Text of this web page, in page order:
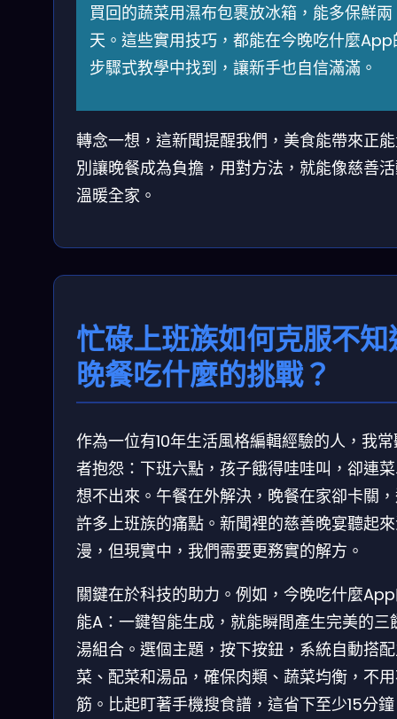
買回的蔬菜用濕布包裹放冰箱，能多保鮮兩
天。這些實用技巧，都能在今晚吃什麼App
步驟式教學中找到，讓新手也自信滿滿。
轉念一想，這新聞提醒我們，美食能帶來正
別讓晚餐成為負擔，用對方法，就能像慈善
溫暖全家。
忙碌上班族如何克服不知
晚餐吃什麼的挑戰？
作為一位有10年生活風格編輯經驗的人，我
者抱怨：下班六點，孩子餓得哇哇叫，卻連
想不出來。午餐在外解決，晚餐在家卻卡關
許多上班族的痛點。新聞裡的慈善晚宴聽起
漫，但現實中，我們需要更務實的解方。
關鍵在於科技的助力。例如，今晚吃什麼
能A：一鍵智能生成，就能瞬間產生完美的三
湯組合。選個主題，按下按鈕，系統自動搭
菜、配菜和湯品，確保肉類、蔬菜均衡，不
筋。比起盯著手機搜食譜，這省下至少15分